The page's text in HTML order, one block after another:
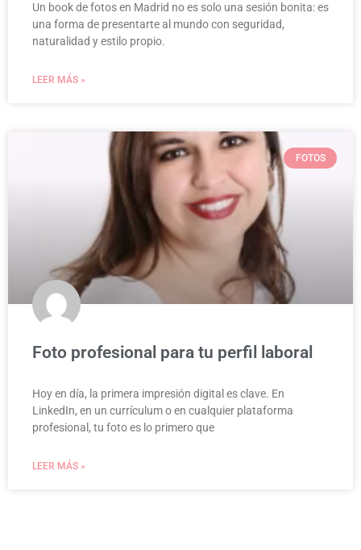
Un book de fotos en Madrid no es solo una sesión bonita: es
una forma de presentarte al mundo con seguridad,
naturalidad y estilo propio.
LEER MÁS »
FOTOS
Foto profesional para tu perfil laboral
Hoy en día, la primera impresión digital es clave. En
LinkedIn, en un currículum o en cualquier plataforma
profesional, tu foto es lo primero que
LEER MÁS »